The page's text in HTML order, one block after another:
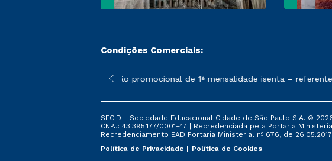
Condições Comerciais:
sofrer alterações nos períodos de rematrícula conforme exposto no
*A condição promocional de 1ª mensalidade isenta –
SECID - Sociedade Educacional Cidade de São Paulo S.A. ©
CNPJ: 43.395.177/0001-47 | Recredenciada pela Portaria
Recredenciamento EAD Portaria Ministerial nº 676, de
Política de Privacidade
Política de Cookies